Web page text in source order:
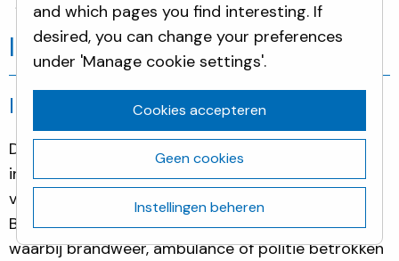
Incidenten
Incidenten
Incidenten
De activiteiten op onze site kunnen leiden tot
incidenten die overlast of bezorgdheid kunnen
veroorzaken bij onze directe omgeving. Voor
Biotech Campus Delft melden we alle incidenten
waarbij brandweer, ambulance of politie betrokken
and which pages you find interesting. If
desired, you can change your preferences
under 'Manage cookie settings'.
Cookies accepteren
Geen cookies
Instellingen beheren